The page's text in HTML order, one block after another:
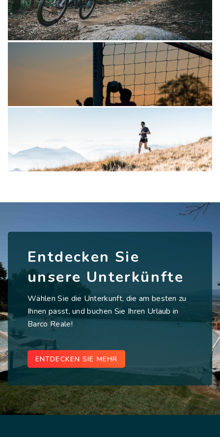
Entdecken Sie
unsere Unterkünfte
Wählen Sie die Unterkunft, die am besten zu
Ihnen passt, und buchen Sie Ihren Urlaub in
Barco Reale!
ENTDECKEN SIE MEHR